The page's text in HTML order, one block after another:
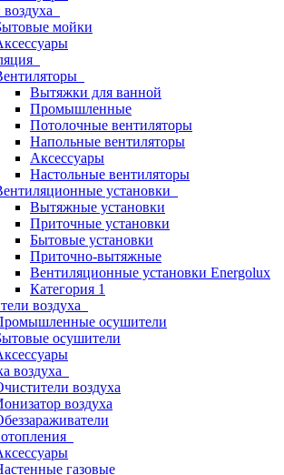
мойки
Вытяжки для ванной
Промышленные
Потолочные вентиляторы
Напольные вентиляторы
Аксессуары
Настольные вентиляторы
установки
Вытяжные установки
Приточные установки
Бытовые установки
Приточно-вытяжные
Вентиляционные установки Energolux
Категория 1
воздуха
осушители
осушители
воздуха
воздуха
воздуха
газовые